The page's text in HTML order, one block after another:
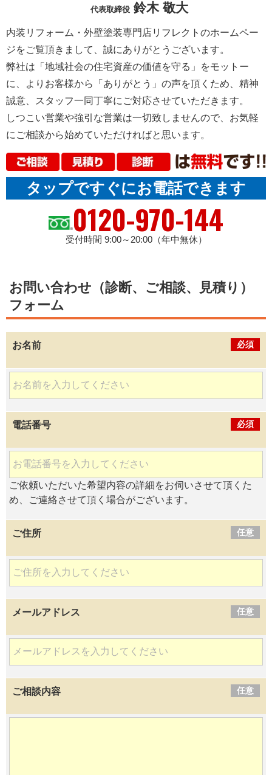
代表取締役鈴木 敬大
内装リフォーム・外壁塗装専門店リフレクトのホームペー
ジをご覧頂きまして、誠にありがとうございます。
弊社は「地域社会の住宅資産の価値を守る」をモットー
に、よりお客様から「ありがとう」の声を頂くため、精神
誠意、スタッフ一同丁寧にご対応させていただきます。
しつこい営業や強引な営業は一切致しませんので、お気軽
にご相談から始めていただければと思います。
タップですぐにお電話できます
0120-970-144
受付時間 9:00～20:00（年中無休）
お問い合わせ（診断、ご相談、見積り）
フォーム
お名前 必須
電話番号 必須
ご依頼いただいた希望内容の詳細をお伺いさせて頂くた
め、ご連絡させて頂く場合がございます。
ご住所 任意
メールアドレス 任意
ご相談内容 任意